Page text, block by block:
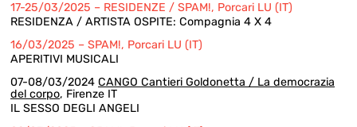
17-25/03/2025 – RESIDENZE / SPAM!, Porcari LU (IT)
RESIDENZA / ARTISTA OSPITE: Compagnia 4 X 4
16/03/2025 – SPAM!, Porcari LU (IT)
APERITIVI MUSICALI
07-08/03/2024 CANGO Cantieri Goldonetta / La democrazia
del corpo, Firenze IT
IL SESSO DEGLI ANGELI